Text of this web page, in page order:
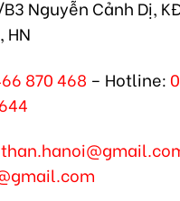
Nguyễn Cảnh Dị,
HN
870 468 – Hotline: